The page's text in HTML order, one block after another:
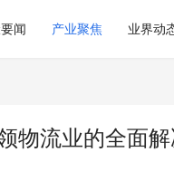
闻 产业聚焦 业界动
物流业的全面